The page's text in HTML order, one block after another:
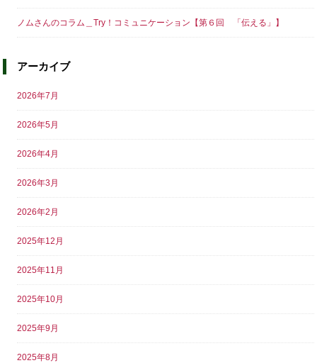
ノムさんのコラム＿Try！コミュニケーション【第６回 「伝える」】
アーカイブ
2026年7月
2026年5月
2026年4月
2026年3月
2026年2月
2025年12月
2025年11月
2025年10月
2025年9月
2025年8月